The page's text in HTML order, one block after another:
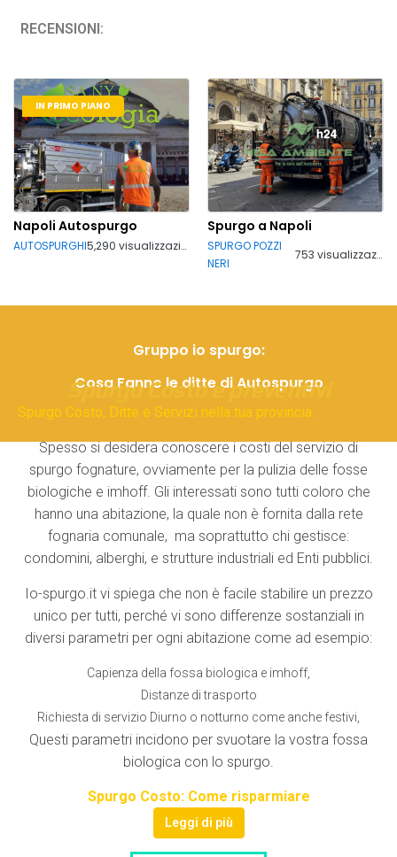
RECENSIONI:
IN PRIMO PIANO
Napoli Autospurgo
AUTOSPURGHI 5,290 visualizzazioni
Spurgo a Napoli
SPURGO POZZI
NERI
753 visualizzazioni
Gruppo io spurgo:
Cosa Fanno le ditte di Autospurgo
Spurgo Costo e preventivi
Spurgo Costo, Ditte e Servizi nella tua provincia.
Spesso si desidera conoscere i costi del servizio di
spurgo fognature, ovviamente per la pulizia delle fosse
biologiche e imhoff. Gli interessati sono tutti coloro che
hanno una abitazione, la quale non è fornita dalla rete
fognaria comunale, ma soprattutto chi gestisce:
condomini, alberghi, e strutture industriali ed Enti pubblici.
Io-spurgo.it vi spiega che non è facile stabilire un prezzo
unico per tutti, perché vi sono differenze sostanziali in
diversi parametri per ogni abitazione come ad esempio:
Capienza della fossa biologica e imhoff,
Distanze di trasporto
Richiesta di servizio Diurno o notturno come anche festivi,
Questi parametri incidono per svuotare la vostra fossa
biologica con lo spurgo.
Spurgo Costo: Come risparmiare
Leggi di più